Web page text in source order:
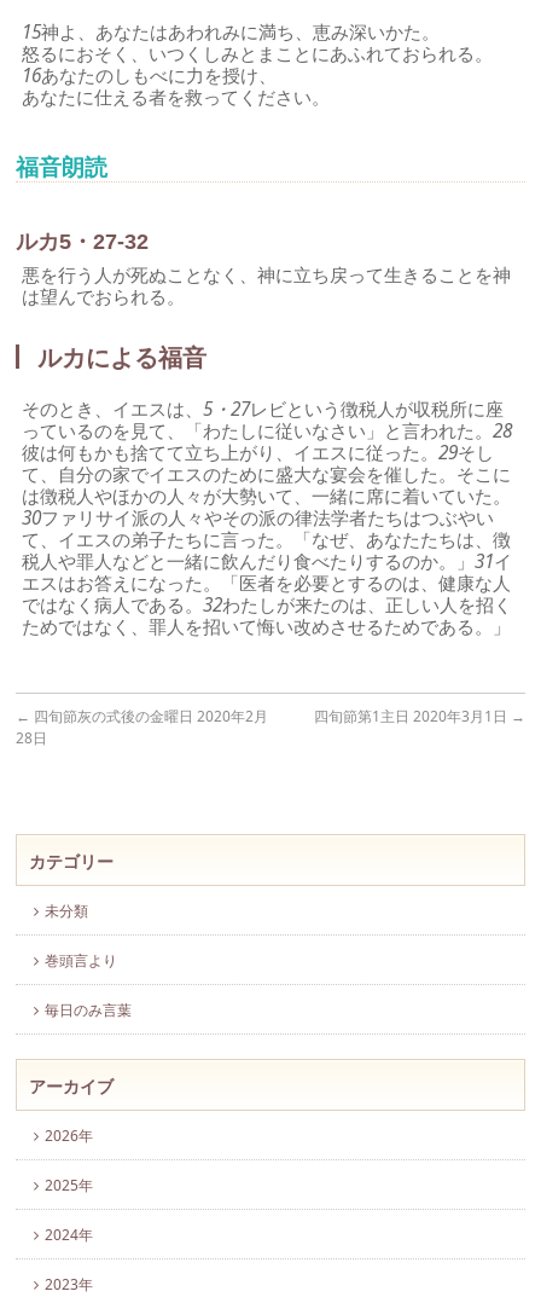
15神よ、あなたはあわれみに満ち、恵み深いかた。
怒るにおそく、いつくしみとまことにあふれておられる。
16あなたのしもべに力を授け、
あなたに仕える者を救ってください。
福音朗読
ルカ5・27-32
悪を行う人が死ぬことなく、神に立ち戻って生きることを神
は望んでおられる。
ルカによる福音
そのとき、イエスは、5・27レビという徴税人が収税所に座
っているのを見て、「わたしに従いなさい」と言われた。28
彼は何もかも捨てて立ち上がり、イエスに従った。29そし
て、自分の家でイエスのために盛大な宴会を催した。そこに
は徴税人やほかの人々が大勢いて、一緒に席に着いていた。
30ファリサイ派の人々やその派の律法学者たちはつぶやい
て、イエスの弟子たちに言った。「なぜ、あなたたちは、徴
税人や罪人などと一緒に飲んだり食べたりするのか。」31イ
エスはお答えになった。「医者を必要とするのは、健康な人
ではなく病人である。32わたしが来たのは、正しい人を招く
ためではなく、罪人を招いて悔い改めさせるためである。」
← 四旬節灰の式後の金曜日 2020年2月
28日
四旬節第1主日 2020年3月1日 →
カテゴリー
未分類
巻頭言より
毎日のみ言葉
アーカイブ
2026年
2025年
2024年
2023年